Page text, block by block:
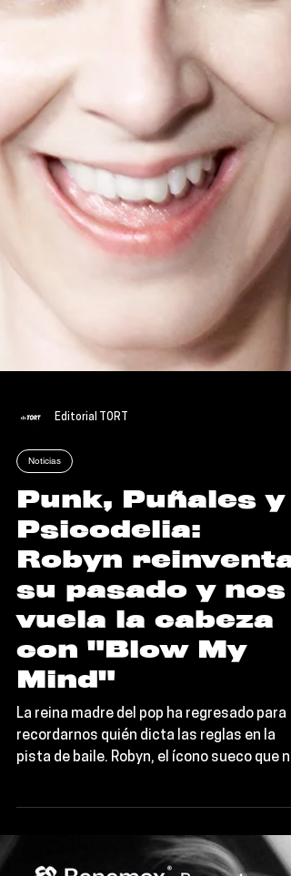
Editorial TORT
Noticias
Punk, Puñales y
Psicodelia:
Robyn reinventa
su pasado y nos
vuela la cabeza
con "Blow My
Mind"